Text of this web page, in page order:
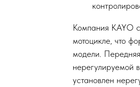
Компания KAYO
мотоцикле, что
модели.
нерегулируемой
установлен